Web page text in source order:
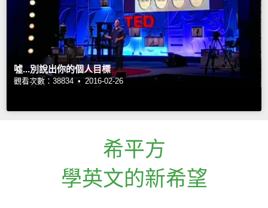
噓...別說出你的個人目標
觀看次數：38834 • 2016-02-26
希平方
學英文的新希望